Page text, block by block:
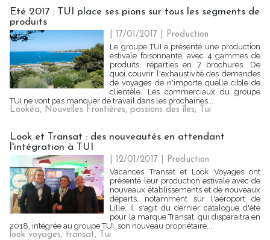
Eté 2017 : TUI place ses pions sur tous les segments de
produits
| 17/01/2017
Production
Le groupe TUI a présenté une production
estivale foisonnante, avec 4 gammes de
produits, réparties en 7 brochures. De
quoi couvrir l'exhaustivité des demandes
de voyages de n'importe quelle cible de
clientèle. Les commerciaux du groupe
TUI ne vont pas manquer de travail dans les prochaines...
Lookéa, Nouvelles Frontières, passions des îles, Tui
Look et Transat : des nouveautés en attendant
l'intégration à TUI
| 12/01/2017
Production
Vacances Transat et Look Voyages ont
présenté leur production estivale avec de
nouveaux établissements et de nouveaux
départs, notamment sur l'aéroport de
Lille. Il s'agit du dernier catalogue d'été
pour la marque Transat, qui disparaitra en
2018, intégrée au groupe TUI, son nouveau propriétaire....
look voyages, transat, Tui